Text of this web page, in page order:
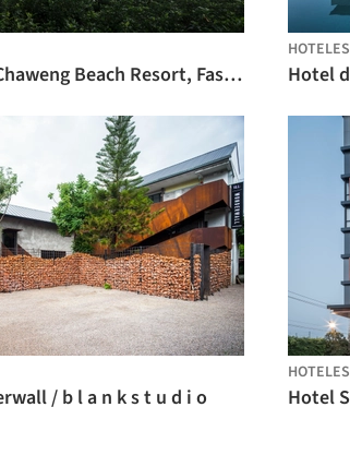
Sala Samui Chaweng Beach Resort, Fase 02 / onion
HOTELES
/ b l a n k s t u d i o
HOTELES